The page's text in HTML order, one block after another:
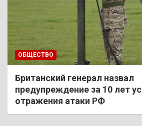
ОБЩЕСТВО
Британский генерал назвал
предупреждение за 10 лет
отражения атаки РФ